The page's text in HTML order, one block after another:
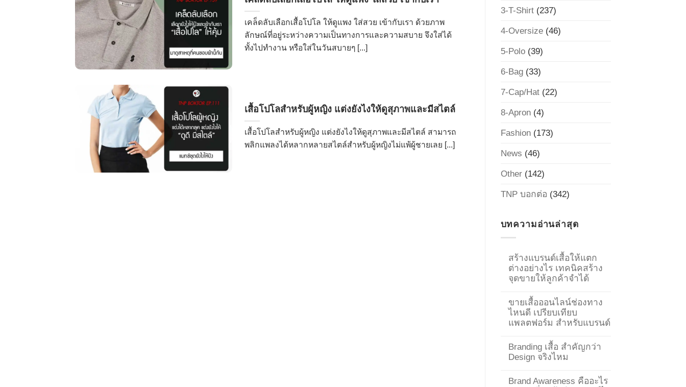
เคล็ดลับเลือกเสื้อโปโล ให้ดูแพง ใส่สวย เข้ากับเรา ด้วยภาพ
ลักษณ์ที่อยู่ระหว่างความเป็นทางการและความสบาย จึงใส่ได้
ทั้งไปทำงาน หรือใส่ในวันสบายๆ [...]
เสื้อโปโลสำหรับผู้หญิง แต่งยังไงให้ดูสุภาพและมีสไตล์
เสื้อโปโลสำหรับผู้หญิง แต่งยังไงให้ดูสุภาพและมีสไตล์ สามารถ
พลิกแพลงได้หลากหลายสไตล์สำหรับผู้หญิงไม่แพ้ผู้ชายเลย [...]
3-T-Shirt(237)
4-Oversize(46)
5-Polo(39)
6-Bag(33)
7-Cap/Hat(22)
8-Apron(4)
Fashion(173)
News (46)
Other(142)
TNP บอกต่อ (342)
บทความอ่านล่าสุด
สร้างแบรนด์เสื้อให้แตก
ต่างอย่างไร เทคนิคสร้าง
จุดขายให้ลูกค้าจำได้
ขายเสื้อออนไลน์ช่องทาง
ไหนดี เปรียบเทียบ
แพลตฟอร์ม สำหรับแบรนด์
Branding เสื้อ สำคัญกว่า
Design จริงไหม
Brand Awareness คืออะไร